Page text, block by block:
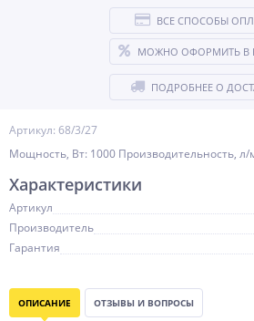
Артикул: 68/3/27
Мощность, Вт: 1000 Производительность,
ВСЕ СПОСОБЫ
МОЖНО ОФОРМИТЬ В
ПОДРОБНЕЕ О
Характеристики
Артикул
Производитель
Гарантия
ОПИСАНИЕ ОТЗЫВЫ И ВОПРОСЫ